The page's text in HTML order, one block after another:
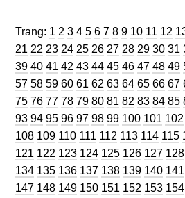
Trang: Trang
1 Trang
2 Trang
3 Trang
4 Trang
5 Trang
6 Trang
7 Trang
8 Trang
9 Trang
10 Trang
11 12
Trang
21 Trang
22 Trang
23 Trang
24 Trang
25 Trang
26 Trang
27 Trang
28 Trang
29 Trang
30 31
39 Trang
40 Trang
41 Trang
42 Trang
43 Trang
44 Trang
45 Trang
46 Trang
47 Trang
48 49
57 Trang
58 Trang
59 Trang
60 Trang
61 Trang
62 Trang
63 Trang
64 Trang
65 Trang
66 67
75 Trang
76 Trang
77 Trang
78 Trang
79 Trang
80 Trang
81 Trang
82 Trang
83 Trang
84 85
93 Trang
94 Trang
95 Trang
96 Trang
97 Trang
98 Trang
99 Trang
100 Trang
101 102
108 Trang
109 Trang
110 Trang
111 Trang
112 Trang
113 Trang
114 115
121 Trang
122 Trang
123 Trang
124 Trang
125 Trang
126 Trang
127 128
134 Trang
135 Trang
136 Trang
137 Trang
138 Trang
139 Trang
140 141
147 Trang
148 Trang
149 Trang
150 Trang
151 Trang
152 Trang
153 154